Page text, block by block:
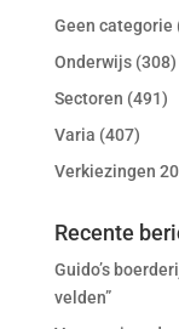
Geen categorie
Onderwijs(308)
Sectoren (491)
Varia (407)
Verkiezingen
Recente
Guido’s
velden”